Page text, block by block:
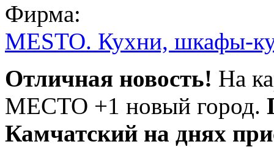
Фирма:
MESTO. Кухни, шкафы-
Отличная новость! На
МЕСТО +1 новый город.
Камчатский на днях